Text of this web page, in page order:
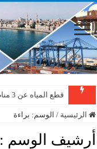
قطع المياه عن 3 مناطق بدمياط
الرئيسية / الوسم: براءة
أرشيف الوسم :